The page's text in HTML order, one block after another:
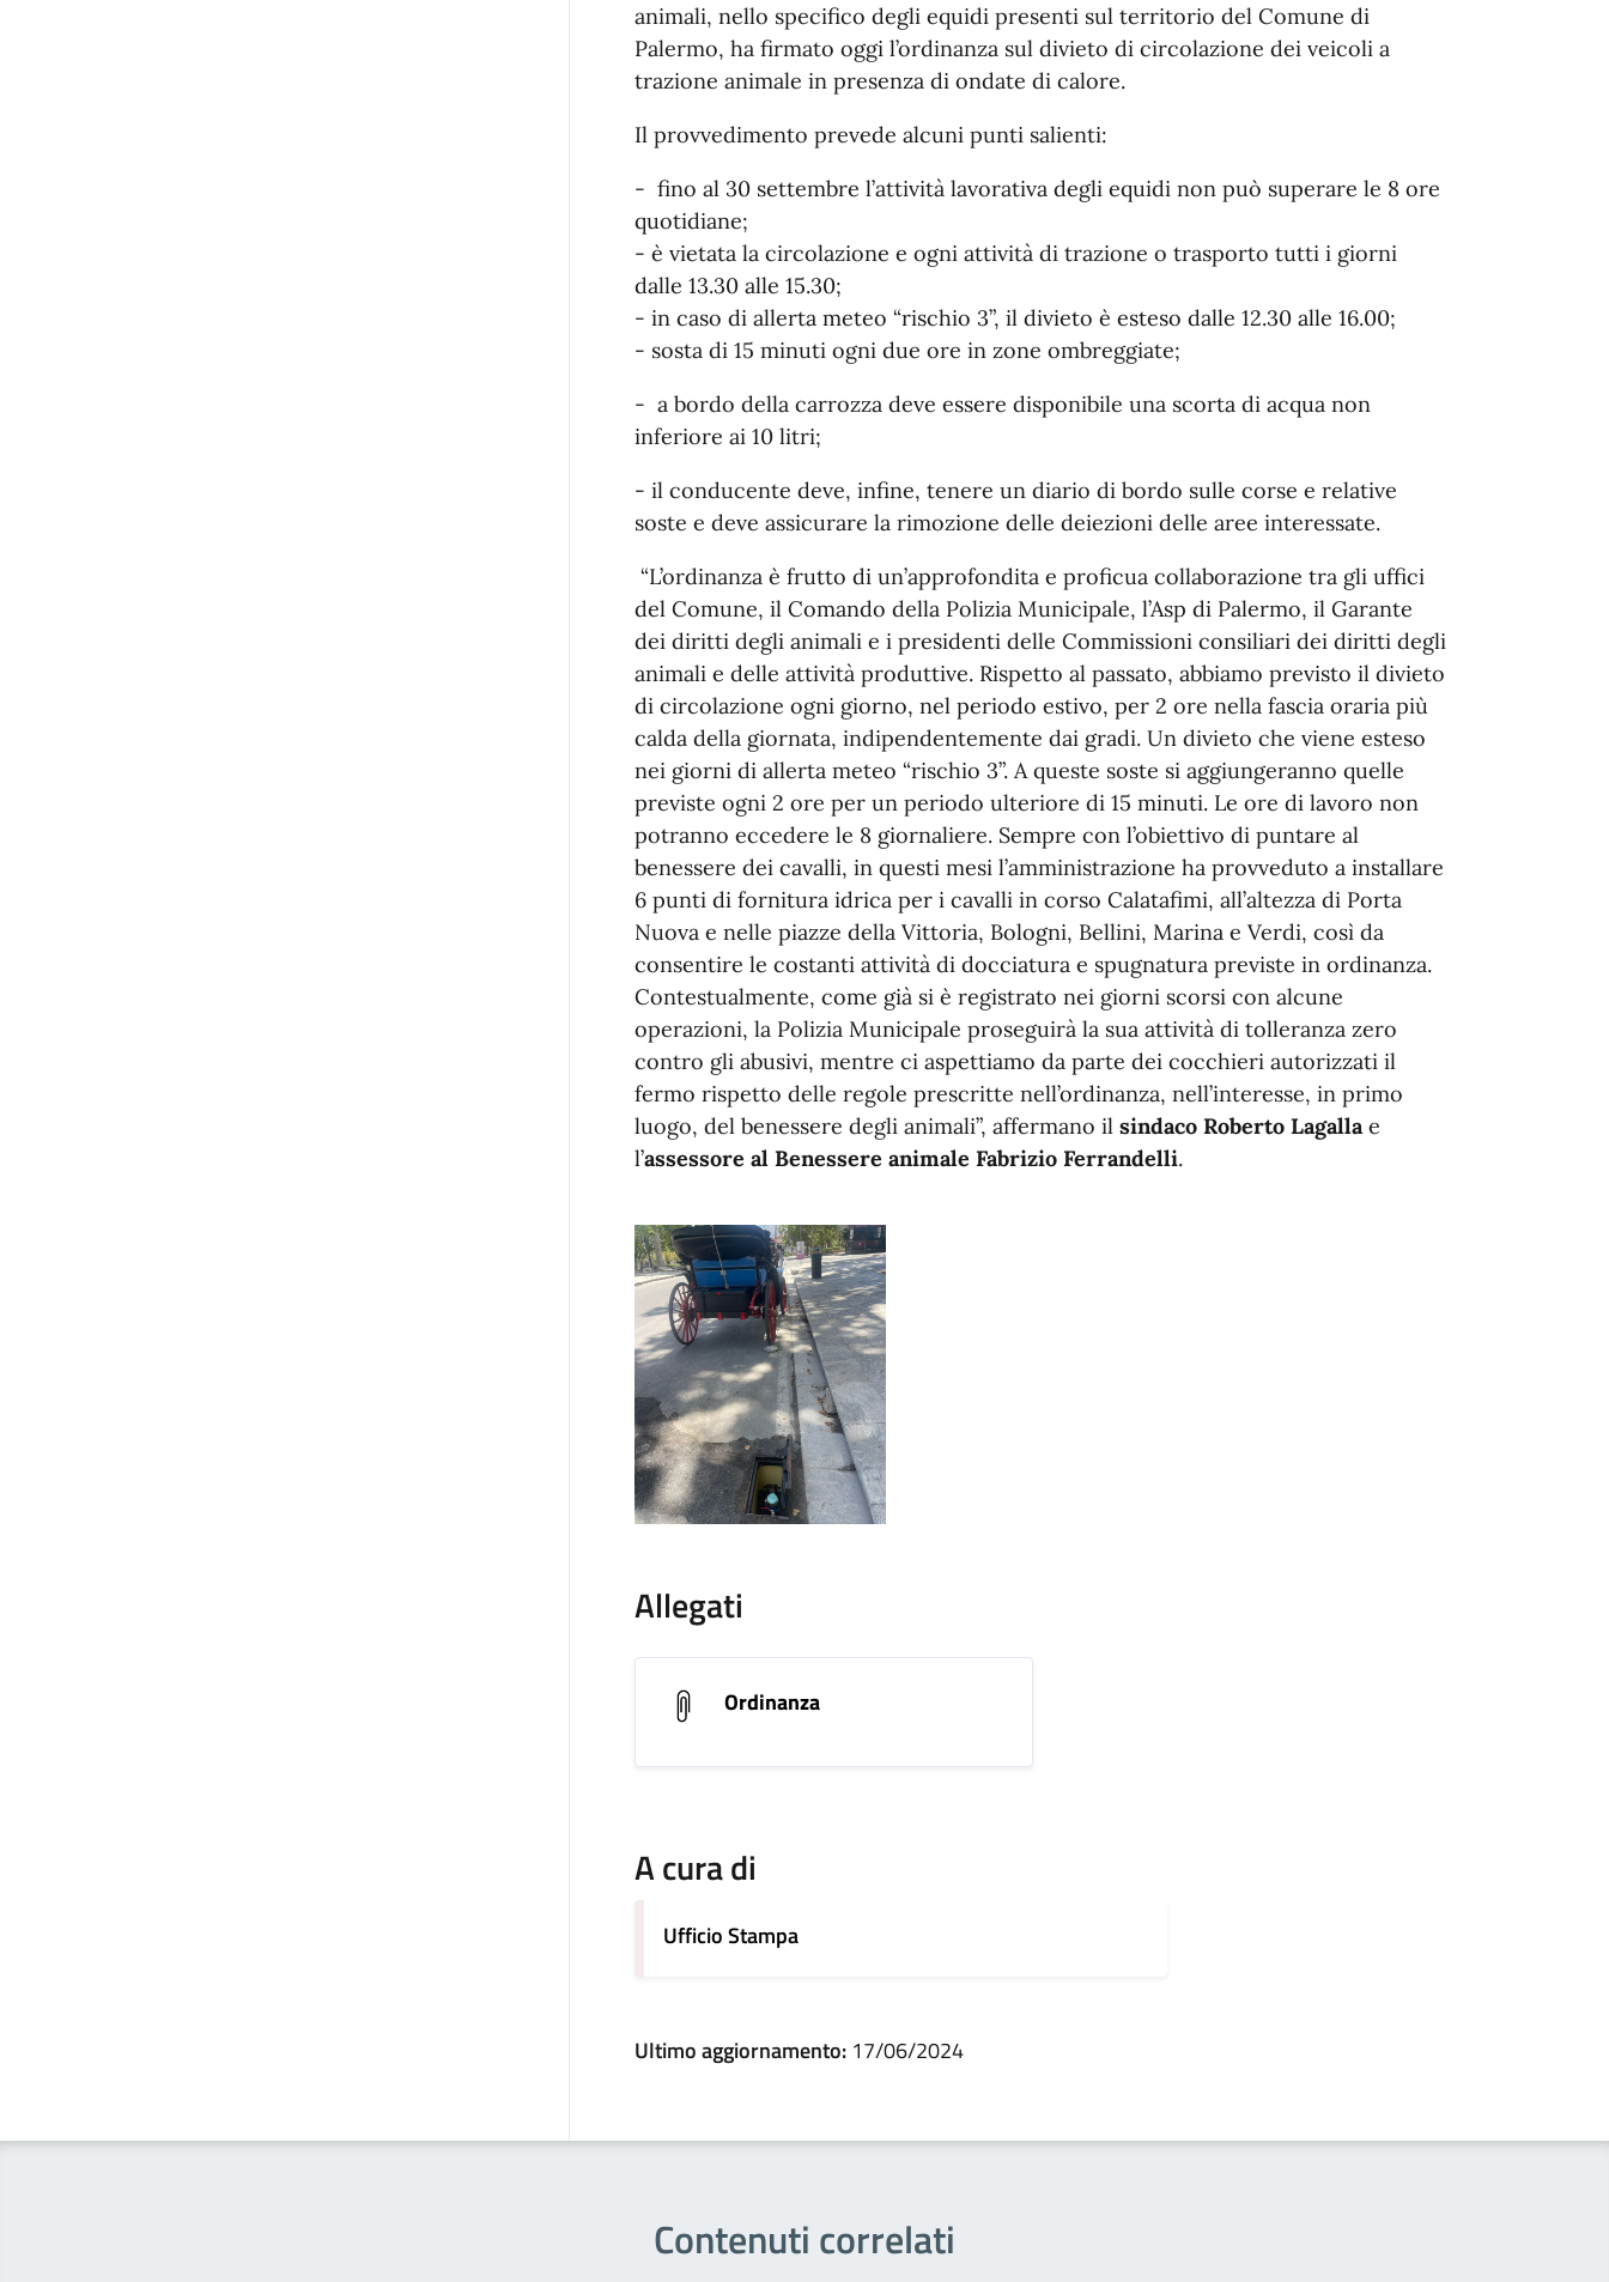
animali, nello specifico degli equidi presenti sul territorio del Comune di
Palermo, ha firmato oggi l’ordinanza sul divieto di circolazione dei veicoli a
trazione animale in presenza di ondate di calore.
Il provvedimento prevede alcuni punti salienti:
- fino al 30 settembre l’attività lavorativa degli equidi non può superare le 8 ore
quotidiane;
- è vietata la circolazione e ogni attività di trazione o trasporto tutti i giorni
dalle 13.30 alle 15.30;
- in caso di allerta meteo “rischio 3”, il divieto è esteso dalle 12.30 alle 16.00;
- sosta di 15 minuti ogni due ore in zone ombreggiate;
- a bordo della carrozza deve essere disponibile una scorta di acqua non
inferiore ai 10 litri;
- il conducente deve, infine, tenere un diario di bordo sulle corse e relative
soste e deve assicurare la rimozione delle deiezioni delle aree interessate.
“L’ordinanza è frutto di un’approfondita e proficua collaborazione tra gli uffici
del Comune, il Comando della Polizia Municipale, l’Asp di Palermo, il Garante
dei diritti degli animali e i presidenti delle Commissioni consiliari dei diritti degli
animali e delle attività produttive. Rispetto al passato, abbiamo previsto il divieto
di circolazione ogni giorno, nel periodo estivo, per 2 ore nella fascia oraria più
calda della giornata, indipendentemente dai gradi. Un divieto che viene esteso
nei giorni di allerta meteo “rischio 3”. A queste soste si aggiungeranno quelle
previste ogni 2 ore per un periodo ulteriore di 15 minuti. Le ore di lavoro non
potranno eccedere le 8 giornaliere. Sempre con l’obiettivo di puntare al
benessere dei cavalli, in questi mesi l’amministrazione ha provveduto a installare
6 punti di fornitura idrica per i cavalli in corso Calatafimi, all’altezza di Porta
Nuova e nelle piazze della Vittoria, Bologni, Bellini, Marina e Verdi, così da
consentire le costanti attività di docciatura e spugnatura previste in ordinanza.
Contestualmente, come già si è registrato nei giorni scorsi con alcune
operazioni, la Polizia Municipale proseguirà la sua attività di tolleranza zero
contro gli abusivi, mentre ci aspettiamo da parte dei cocchieri autorizzati il
fermo rispetto delle regole prescritte nell’ordinanza, nell’interesse, in primo
luogo, del benessere degli animali”, affermano il sindaco Roberto Lagallae
l’assessore al Benessere animale Fabrizio Ferrandelli.
Allegati
Ordinanza
A cura di
Ufficio Stampa
Ultimo aggiornamento: 17/06/2024
Contenuti correlati